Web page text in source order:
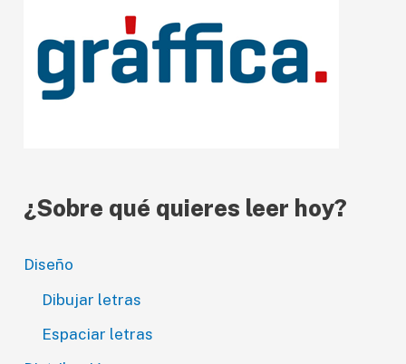
¿Sobre qué quieres leer hoy?
Diseño
Dibujar letras
Espaciar letras